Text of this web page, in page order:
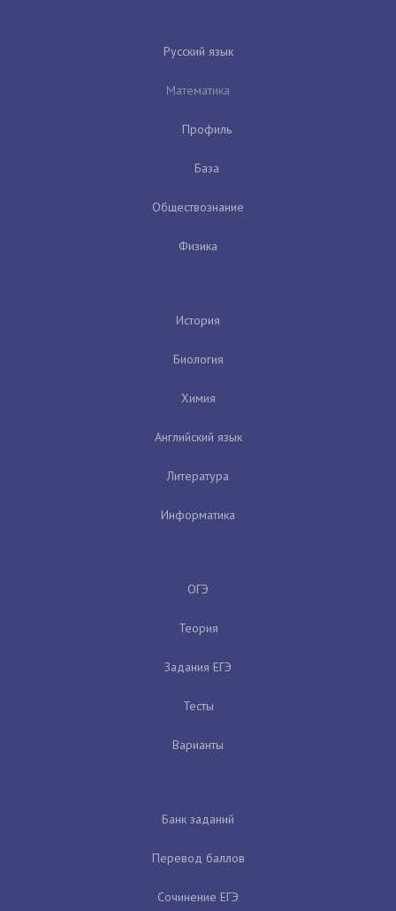
Русский язык
Математика
Профиль
База
Обществознание
Физика
История
Биология
Химия
Английский язык
Литература
Информатика
ОГЭ
Теория
Задания ЕГЭ
Тесты
Варианты
Банк заданий
Перевод баллов
Сочинение ЕГЭ